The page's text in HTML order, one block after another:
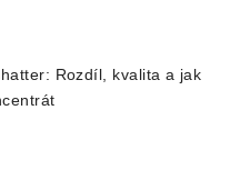
Rozdíl, kvalita a jak